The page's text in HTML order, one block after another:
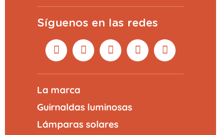
Síguenos en las redes
La marca
Guirnaldas luminosas
Lámparas solares